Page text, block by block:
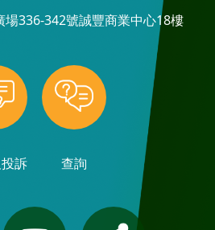
場336-342號誠豐商業中心18樓
訴 查詢